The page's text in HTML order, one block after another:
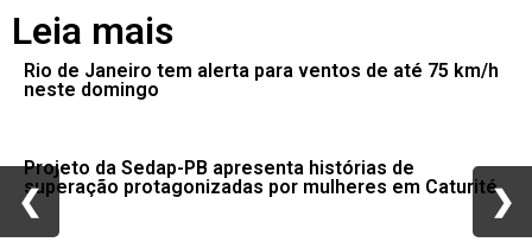
Leia mais
Rio de Janeiro tem alerta para ventos de até 75 km/h
neste domingo
Projeto da Sedap-PB apresenta histórias de
superação protagonizadas por mulheres em Caturité
❮ ❯
❮ ❯